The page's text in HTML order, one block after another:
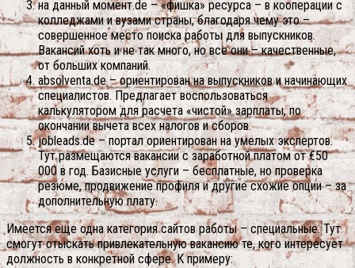
на данный момент.de – «фишка» ресурса – в кооперации с
колледжами и вузами страны, благодаря чему это –
совершенное место поиска работы для выпускников.
Вакансий хоть и не так много, но все они – качественные,
от больших компаний.
absolventa.de – ориентирован на выпускников и начинающих
специалистов. Предлагает воспользоваться
калькулятором для расчета «чистой» зарплаты, по
окончании вычета всех налогов и сборов.
jobleads.de – портал ориентирован на умелых экспертов.
Тут размещаются вакансии с заработной платом от €50
000 в год. Базисные услуги – бесплатные, но проверка
резюме, продвижение профиля и другие схожие опции – за
дополнительную плату.
Имеется еще одна категория сайтов работы – специальные. Тут
смогут отыскать привлекательную вакансию те, кого интересует
должность в конкретной сфере. К примеру: